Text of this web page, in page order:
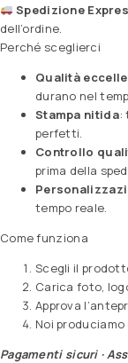
Spedizione
dell’ordine.
Perché sceglierci
Qualità
durano nel
Stampa nitida:
perfetti.
Controllo
prima della
tempo reale.
Come funziona
Scegli il
Carica foto,
Approva
Noi produciamo
Pagamenti sicuri ·